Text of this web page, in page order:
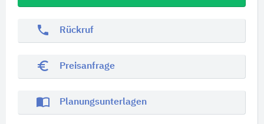
phone Rückruf
euro_symbol Preisanfrage
import_contacts Planungsunterlagen